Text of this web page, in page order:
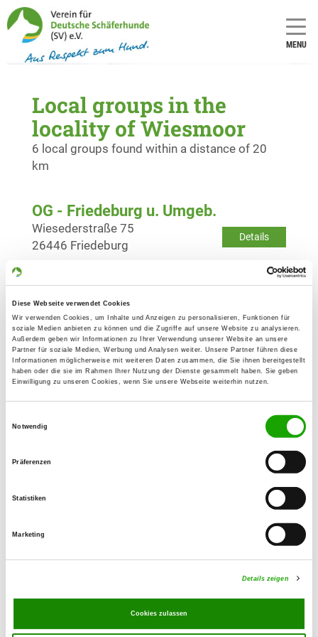
Diese Webseite verwendet Cookies
Wir verwenden Cookies, um Inhalte und Anzeigen zu personalisieren, Funktionen für
soziale Medien anbieten zu können und die Zugriffe auf unsere Website zu analysieren.
Außerdem geben wir Informationen zu Ihrer Verwendung unserer Website an unsere
Partner für soziale Medien, Werbung und Analysen weiter. Unsere Partner führen diese
Informationen möglicherweise mit weiteren Daten zusammen, die Sie ihnen bereitgestellt
haben oder die sie im Rahmen Ihrer Nutzung der Dienste gesammelt haben. Sie geben
Einwilligung zu unseren Cookies, wenn Sie unsere Webseite weiterhin nutzen.
Notwendig
Präferenzen
Statistiken
Marketing
Details zeigen
Cookies zulassen
MENU
Local groups in the
locality of Wiesmoor
6 local groups found within a distance of 20
km
OG - Friedeburg u. Umgeb.
Details
Wiesederstraße 75
26446 Friedeburg
OG - Heidmühle/Schortens
Details
Schosster Str. 67 A
26419 Schortens
OG - Hinrichsfehn
Burentörfasselsweg 2
26639 Wiesmoor
Ostertorstr. 170
OG - Wiesmoor-Großefehn
Details
Zur Bäke 1